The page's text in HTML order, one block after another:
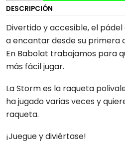
DESCRIPCIÓN
Divertido y accesible, el
a encantar desde su primera
En Babolat trabajamos para
más fácil jugar.
La Storm es la raqueta
ha jugado varias veces y
raqueta.
¡Juegue y diviértase!